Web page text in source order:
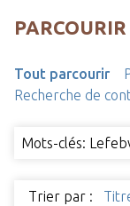
Tout parcourir
Recherche de
Mots-clés:
Trier par :